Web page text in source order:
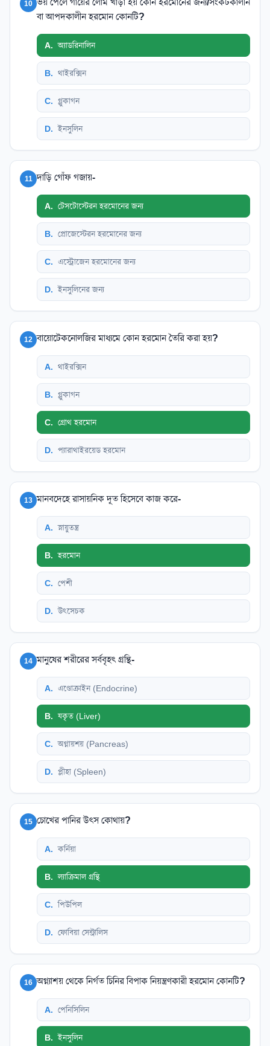
10
বা আপদকালীন হরমোন কোনটি?
A. অ্যাডরিনালিন
B. থাইরক্সিন
C. গ্লুকাগন
D. ইনসুলিন
11 দাড়ি গোঁফ গজায়-
A. টেসটোস্টেরন হরমোনের জন্য
B. প্রোজেস্টেরন হরমোনের জন্য
C. এস্ট্রোজেন হরমোনের জন্য
D. ইনসুলিনের জন্য
12 বায়োটেকনোলজির মাধ্যমে কোন হরমোন তৈরি করা হয়?
A. থাইরক্সিন
B. গ্লুকাগন
C. গ্রোথ হরমোন
D. প্যারাথাইরয়েড হরমোন
13 মানবদেহে রাসায়নিক দূত হিসেবে কাজ করে-
A. স্নায়ুতন্ত্র
B. হরমোন
C. পেশী
D. উৎসেচক
14 মানুষের শরীরের সর্ববৃহৎ গ্রন্থি-
A. এণ্ডোক্রাইন (Endocrine)
B. যকৃত (Liver)
C. অগ্নায়শয় (Pancreas)
D. প্লীহা (Spleen)
15 চোখের পানির উৎস কোথায়?
A. কর্নিয়া
B. ল্যাক্রিমাল গ্রন্থি
C. পিউপিল
D. ফোবিয়া সেন্ট্রালিস
16 অগ্ন্যাশয় থেকে নির্গত চিনির বিপাক নিয়ন্ত্রণকারী হরমোন কোনটি?
A. পেনিসিলিন
B. ইনসুলিন